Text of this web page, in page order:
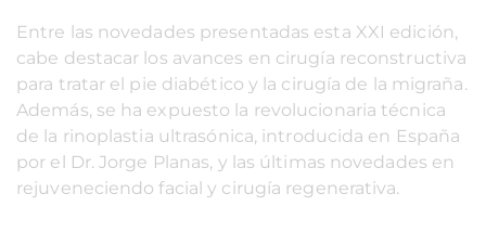
Entre las novedades presentadas esta XXI edición,
cabe destacar los avances en cirugía reconstructiva
para tratar el pie diabético y la cirugía de la migraña.
Además, se ha expuesto la revolucionaria técnica
de la rinoplastia ultrasónica, introducida en España
por el Dr. Jorge Planas, y las últimas novedades en
rejuveneciendo facial y cirugía regenerativa.